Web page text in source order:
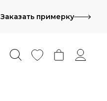
Заказать примерку